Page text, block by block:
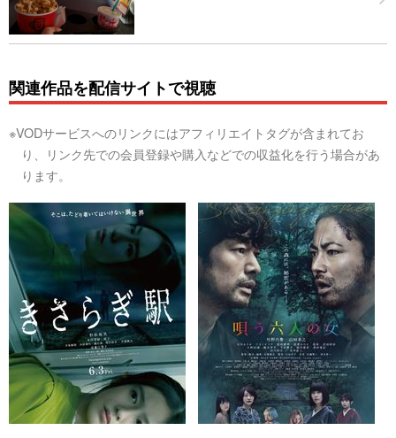
関連作品を配信サイトで視聴
※VODサービスへのリンクにはアフィリエイトタグが含まれてお
り、リンク先での会員登録や購入などでの収益化を行う場合があ
ります。